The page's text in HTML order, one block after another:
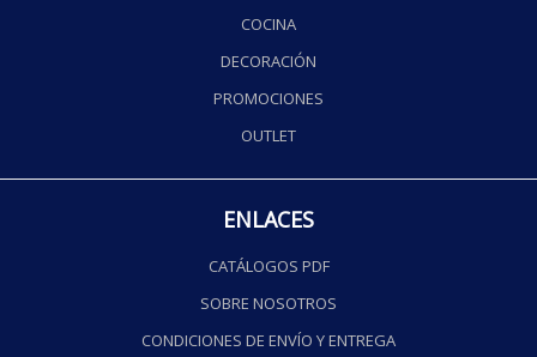
COCINA
DECORACIÓN
PROMOCIONES
OUTLET
ENLACES
CATÁLOGOS PDF
SOBRE NOSOTROS
CONDICIONES DE ENVÍO Y ENTREGA